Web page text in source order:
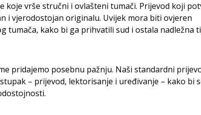
koje vrše stručni i ovlašteni tumači. Prijevod koji
i vjerodostojan originalu. Uvijek mora biti ovjeren
tumača, kako bi ga prihvatili sud i ostala nadležna
pridajemo posebnu pažnju. Naši standardni
– prijevod, lektorisanje i uređivanje – kako bi